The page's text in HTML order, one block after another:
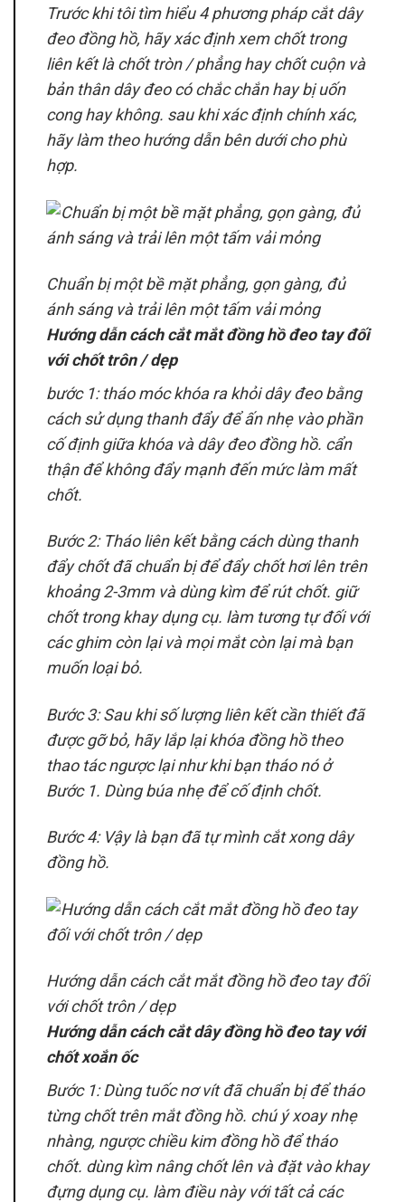
Trước khi tôi tìm hiểu 4 phương pháp cắt dây
đeo đồng hồ, hãy xác định xem chốt trong
liên kết là chốt tròn / phẳng hay chốt cuộn và
bản thân dây đeo có chắc chắn hay bị uốn
cong hay không. sau khi xác định chính xác,
hãy làm theo hướng dẫn bên dưới cho phù
hợp.
Chuẩn bị một bề mặt phẳng, gọn gàng, đủ
ánh sáng và trải lên một tấm vải mỏng
Hướng dẫn cách cắt mắt đồng hồ đeo tay đối
với chốt trôn / dẹp
bước 1: tháo móc khóa ra khỏi dây đeo bằng
cách sử dụng thanh đẩy để ấn nhẹ vào phần
cố định giữa khóa và dây đeo đồng hồ. cẩn
thận để không đẩy mạnh đến mức làm mất
chốt.
Bước 2: Tháo liên kết bằng cách dùng thanh
đẩy chốt đã chuẩn bị để đẩy chốt hơi lên trên
khoảng 2-3mm và dùng kìm để rút chốt. giữ
chốt trong khay dụng cụ. làm tương tự đối với
các ghim còn lại và mọi mắt còn lại mà bạn
muốn loại bỏ.
Bước 3: Sau khi số lượng liên kết cần thiết đã
được gỡ bỏ, hãy lắp lại khóa đồng hồ theo
thao tác ngược lại như khi bạn tháo nó ở
Bước 1. Dùng búa nhẹ để cố định chốt.
Bước 4: Vậy là bạn đã tự mình cắt xong dây
đồng hồ.
Hướng dẫn cách cắt mắt đồng hồ đeo tay đối
với chốt trôn / dẹp
Hướng dẫn cách cắt dây đồng hồ đeo tay với
chốt xoắn ốc
Bước 1: Dùng tuốc nơ vít đã chuẩn bị để tháo
từng chốt trên mắt đồng hồ. chú ý xoay nhẹ
nhàng, ngược chiều kim đồng hồ để tháo
chốt. dùng kìm nâng chốt lên và đặt vào khay
đựng dụng cụ. làm điều này với tất cả các